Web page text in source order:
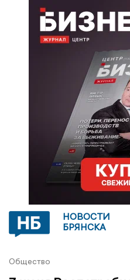
НОВОСТИ
БРЯНСКА
Общество